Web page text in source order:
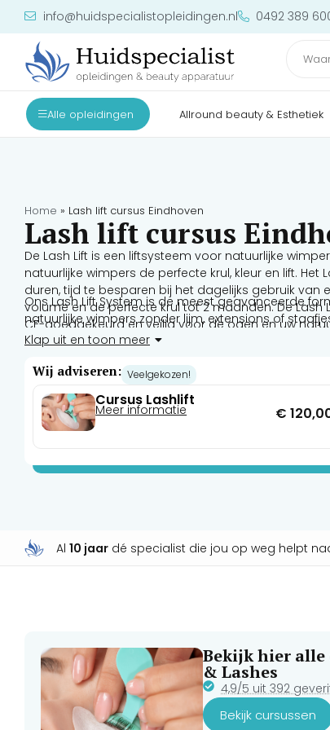
info@huidspecialistopleidingen.nl 0492 389
Alle opleidingen Allround beauty & Esthetiek
Home » Lash lift cursus Eindhoven
Lash lift cursus
De Lash Lift is een liftsysteem voor natuurlijke
natuurlijke wimpers de perfecte krul, kleur en lift.
duren, tijd te besparen bij het dagelijks gebruik van
volume en de perfecte krul tot 2 maanden. De
CE-goedgekeurd en veilig voor de ogen en uw
Ons Lash Lift System is de meest geavanceerde
natuurlijke wimpers zonder lijm, extensions of
waarbij de wimpers om een ​​sponsstaafje worden
afzonderlijk gelift, wat elke keer een perfecte krul
direct open en lijken de wimpers voller en langer.
wimperextensions toevoegen.
Klap uit en toon meer
Wij adviseren: Veelgekozen!
Cursus Lashlift
Meer informatie €
Al 10 jaardé specialist die jou op weg helpt
Bekijk hier alle
& Lashes
4,9/5 uit 392
Bekijk cursussen